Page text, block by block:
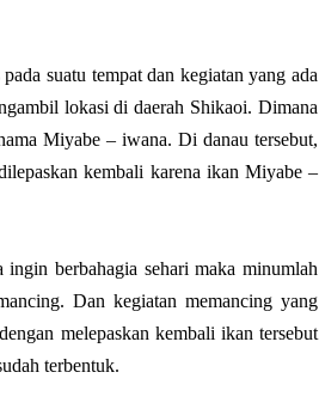
suatu tempat dan kegiatan yang ada
lokasi di daerah Shikaoi. Dimana
Miyabe – iwana. Di danau tersebut,
kembali karena ikan Miyabe –
berbahagia sehari maka minumlah
Dan kegiatan memancing yang
melepaskan kembali ikan tersebut
terbentuk.